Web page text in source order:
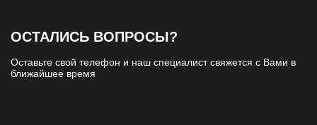
ОСТАЛИСЬ ВОПРОСЫ?
Оставьте свой телефон и наш специалист свяжется с Вами в
ближайшее время